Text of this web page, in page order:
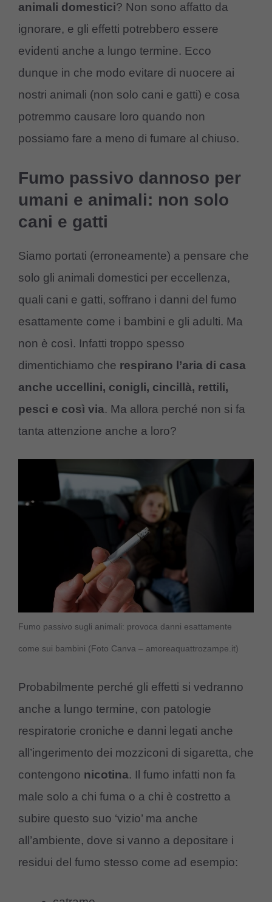
animali domestici? Non sono affatto da
ignorare, e gli effetti potrebbero essere
evidenti anche a lungo termine. Ecco
dunque in che modo evitare di nuocere ai
nostri animali (non solo cani e gatti) e cosa
potremmo causare loro quando non
possiamo fare a meno di fumare al chiuso.
Fumo passivo dannoso per
umani e animali: non solo
cani e gatti
Siamo portati (erroneamente) a pensare che
solo gli animali domestici per eccellenza,
quali cani e gatti, soffrano i danni del fumo
esattamente come i bambini e gli adulti. Ma
non è così. Infatti troppo spesso
dimentichiamo che respirano l’aria di casa
anche uccellini, conigli, cincillà, rettili,
pesci e così via. Ma allora perché non si fa
tanta attenzione anche a loro?
Fumo passivo sugli animali: provoca danni esattamente
come sui bambini (Foto Canva – amoreaquattrozampe.it)
Probabilmente perché gli effetti si vedranno
anche a lungo termine, con patologie
respiratorie croniche e danni legati anche
all’ingerimento dei mozziconi di sigaretta, che
contengono nicotina. Il fumo infatti non fa
male solo a chi fuma o a chi è costretto a
subire questo suo ‘vizio’ ma anche
all’ambiente, dove si vanno a depositare i
residui del fumo stesso come ad esempio: